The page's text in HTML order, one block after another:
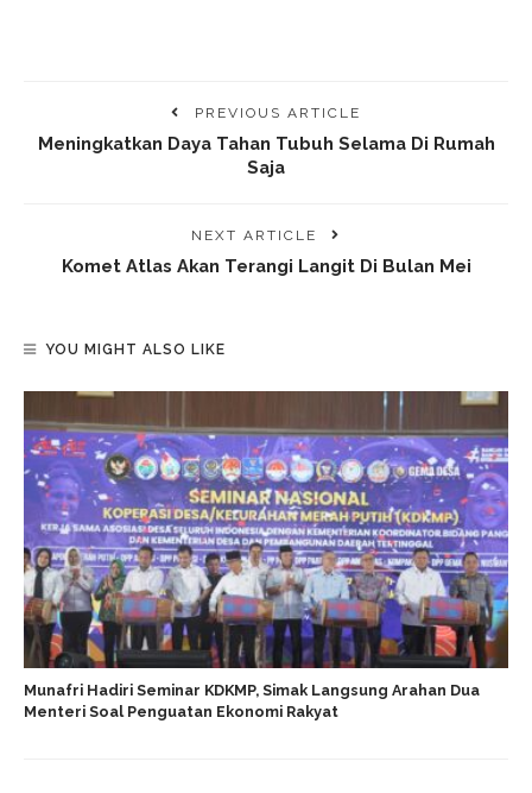
PREVIOUS ARTICLE
Meningkatkan Daya Tahan Tubuh Selama Di Rumah
Saja
NEXT ARTICLE
Komet Atlas Akan Terangi Langit Di Bulan Mei
YOU MIGHT ALSO LIKE
Munafri Hadiri Seminar KDKMP, Simak Langsung Arahan Dua
Menteri Soal Penguatan Ekonomi Rakyat